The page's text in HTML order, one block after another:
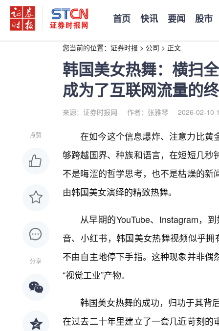
首页 快讯 要闻 股市
您当前的位置： 证券时报 > 公司 > 正文
韩国美女热舞：横扫
成为了互联网流量的
来源：证券时报网 作者：张雅琴 2026-02-10
点赞
分享
在如今这个信息爆炸、注意力比黄
够跨越国界、种族和语言，在短短几
不是晦涩的哲学思考，也不是枯燥的
由韩国美女演绎的精致热舞。
从早期的YouTube、Instagram，
音、小红书，韩国美女热舞视频似乎
不由自主地停下手指。这种现象并非
“视觉工业”产物。
韩国美女热舞的成功，归功于其背
在过去二十年里建立了一套几近苛刻